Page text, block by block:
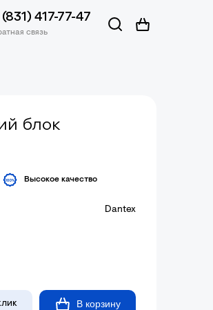
(831) 417-77-47
связь
блок
Высокое качество
Dantex
В корзину